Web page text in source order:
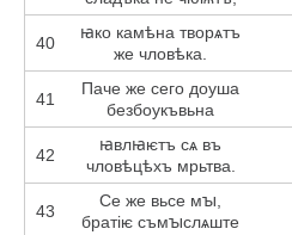
40
ꙗко камѣна творѧтъ
же чловѣка.
41
Паче же сего доуша
безбоукъвьна
42
ꙗвлꙗѥтъ сѧ въ
чловѣцѣхъ мрьтва.
43
Се же вьсе мꙑ,
братіѥ съмꙑслѧште